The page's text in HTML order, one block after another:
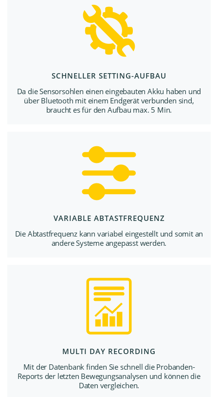
SCHNELLER SETTING-AUFBAU
Da die Sensorsohlen einen eingebauten Akku haben und
über Bluetooth mit einem Endgerät verbunden sind,
braucht es für den Aufbau max. 5 Min.
VARIABLE ABTASTFREQUENZ
Die Abtastfrequenz kann variabel eingestellt und somit an
andere Systeme angepasst werden.
MULTI DAY RECORDING
Mit der Datenbank finden Sie schnell die Probanden-
Reports der letzten Bewegungsanalysen und können die
Daten vergleichen.